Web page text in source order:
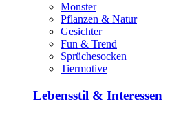
Monster
Pflanzen & Natur
Gesichter
Fun & Trend
Sprüchesocken
Tiermotive
Lebensstil & Interessen